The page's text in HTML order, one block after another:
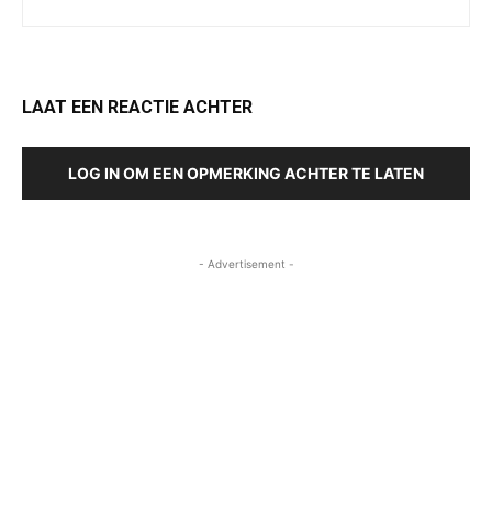
LAAT EEN REACTIE ACHTER
LOG IN OM EEN OPMERKING ACHTER TE LATEN
- Advertisement -